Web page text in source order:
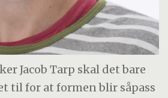
Jacob Tarp skal det bare
til for at formen blir såpass